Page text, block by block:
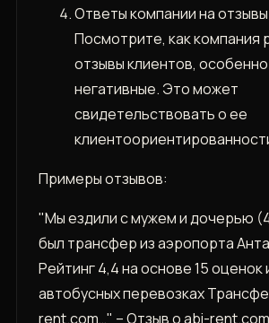
Ответы компании на
Посмотрите‚ как компания
отзывы клиентов‚
негативные. Это может
свидетельствовать о ее
Примеры отзывов:
"Мы ездили с мужем и дочерью
был трансфер из аэропорта
Рейтинг 4‚4 на основе 15 оценок
автобусных перевозках
rent.com…" – Отзыв о abi-rent.com